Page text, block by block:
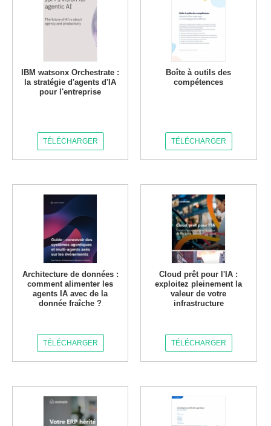
IBM watsonx Orchestrate :
la stratégie d'agents d'IA
pour l'entreprise
TÉLÉCHARGER
Boîte à outils des
compétences
TÉLÉCHARGER
Architecture de données :
comment alimenter les
agents IA avec de la
donnée fraîche ?
TÉLÉCHARGER
Cloud prêt pour l'IA :
exploitez pleinement la
valeur de votre
infrastructure
TÉLÉCHARGER